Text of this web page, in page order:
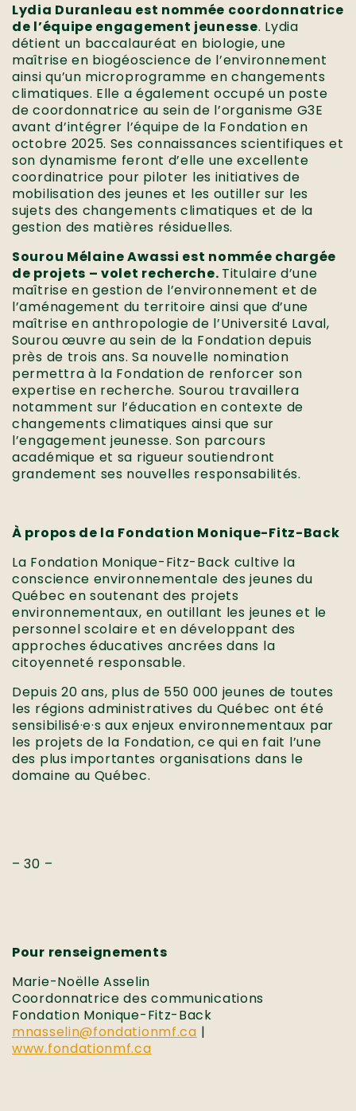
Lydia Duranleau est nommée coordonnatrice
de l’équipe engagement jeunesse. Lydia
détient un baccalauréat en biologie, une
maîtrise en biogéoscience de l’environnement
ainsi qu’un microprogramme en changements
climatiques. Elle a également occupé un poste
de coordonnatrice au sein de l’organisme G3E
avant d’intégrer l’équipe de la Fondation en
octobre 2025. Ses connaissances scientifiques et
son dynamisme feront d’elle une excellente
coordinatrice pour piloter les initiatives de
mobilisation des jeunes et les outiller sur les
sujets des changements climatiques et de la
gestion des matières résiduelles.
Sourou Mélaine Awassi est nommée chargée
de projets – volet recherche. Titulaire d’une
maîtrise en gestion de l’environnement et de
l’aménagement du territoire ainsi que d’une
maîtrise en anthropologie de l’Université Laval,
Sourou œuvre au sein de la Fondation depuis
près de trois ans. Sa nouvelle nomination
permettra à la Fondation de renforcer son
expertise en recherche. Sourou travaillera
notamment sur l’éducation en contexte de
changements climatiques ainsi que sur
l’engagement jeunesse. Son parcours
académique et sa rigueur soutiendront
grandement ses nouvelles responsabilités.
À propos de la Fondation Monique-Fitz-Back
La Fondation Monique-Fitz-Back cultive la
conscience environnementale des jeunes du
Québec en soutenant des projets
environnementaux, en outillant les jeunes et le
personnel scolaire et en développant des
approches éducatives ancrées dans la
citoyenneté responsable.
Depuis 20 ans, plus de 550 000 jeunes de toutes
les régions administratives du Québec ont été
sensibilisé·e·s aux enjeux environnementaux par
les projets de la Fondation, ce qui en fait l’une
des plus importantes organisations dans le
domaine au Québec.
– 30 –
Pour renseignements
Marie-Noëlle Asselin
Coordonnatrice des communications
Fondation Monique-Fitz-Back
mnasselin@fondationmf.ca |
www.fondationmf.ca